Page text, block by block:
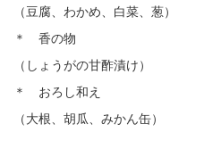
（豆腐、わかめ、白菜、葱）
＊ 香の物
（しょうがの甘酢漬け）
＊ おろし和え
（大根、胡瓜、みかん缶）